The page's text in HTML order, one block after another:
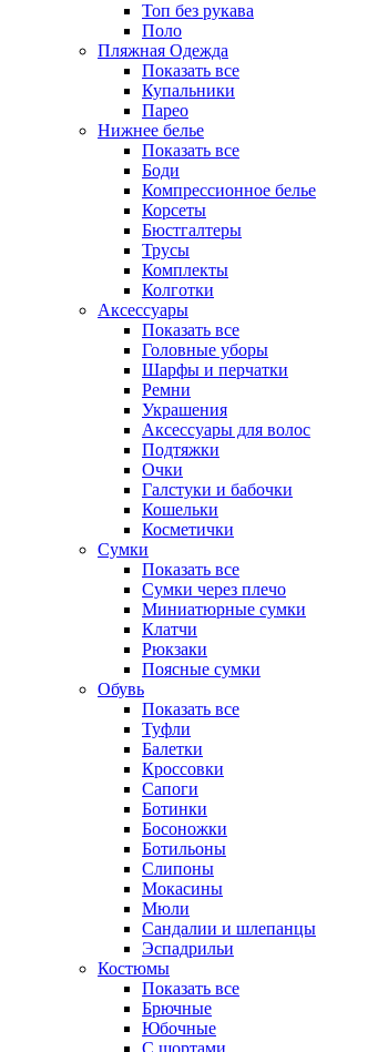
Топ без рукава
Поло
Пляжная Одежда
Показать все
Купальники
Парео
Нижнее белье
Показать все
Боди
Компрессионное белье
Корсеты
Бюстгалтеры
Трусы
Комплекты
Колготки
Аксессуары
Показать все
Головные уборы
Шарфы и перчатки
Ремни
Украшения
Аксессуары для волос
Подтяжки
Очки
Галстуки и бабочки
Кошельки
Косметички
Сумки
Показать все
Сумки через плечо
Миниатюрные cумки
Клатчи
Рюкзаки
Поясные сумки
Обувь
Показать все
Туфли
Балетки
Кроссовки
Сапоги
Ботинки
Босоножки
Ботильоны
Слипоны
Мокасины
Мюли
Сандалии и шлепанцы
Эспадрильи
Костюмы
Показать все
Брючные
Юбочные
С шортами